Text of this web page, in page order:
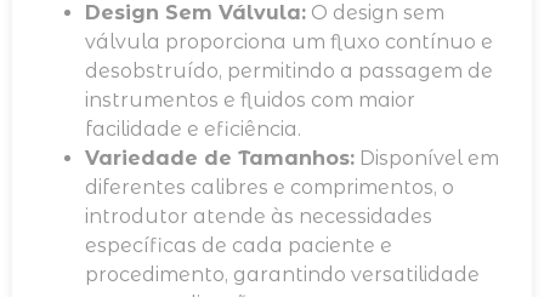
Design Sem Válvula: O design sem
válvula proporciona um fluxo contínuo e
desobstruído, permitindo a passagem de
instrumentos e fluidos com maior
facilidade e eficiência.
Variedade de Tamanhos: Disponível em
diferentes calibres e comprimentos, o
introdutor atende às necessidades
específicas de cada paciente e
procedimento, garantindo versatilidade